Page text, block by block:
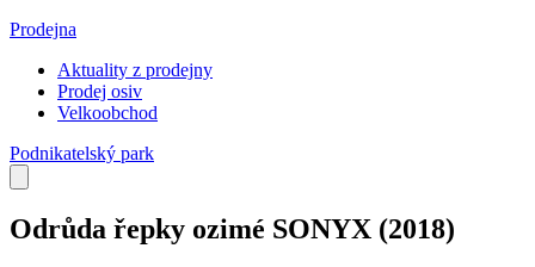
Prodejna
Aktuality z prodejny
Prodej osiv
Velkoobchod
Podnikatelský park
Odrůda řepky ozimé SONYX (2018)